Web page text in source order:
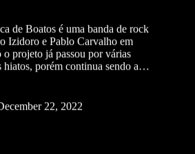
de Boatos é uma banda de rock
Izidoro e Pablo Carvalho em
o projeto já passou por várias
hiatos, porém continua sendo a…
22, 2022